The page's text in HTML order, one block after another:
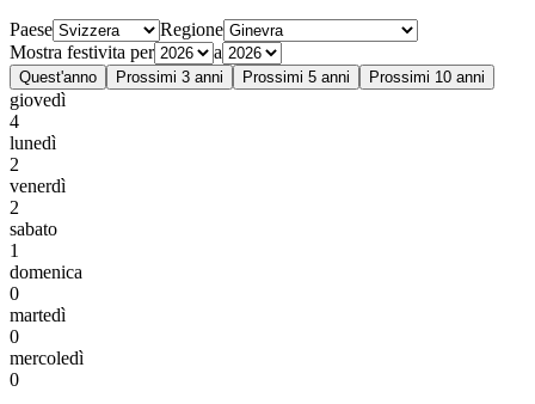
Paese
Regione
Mostra festivita per
a
Quest'anno Prossimi 3 anni Prossimi 5 anni Prossimi 10 anni
giovedì
4
lunedì
2
venerdì
2
sabato
1
domenica
0
martedì
0
mercoledì
0